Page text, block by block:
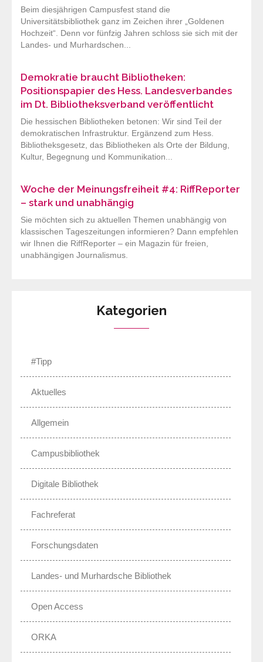
Beim diesjährigen Campusfest stand die
Universitätsbibliothek ganz im Zeichen ihrer „Goldenen
Hochzeit“. Denn vor fünfzig Jahren schloss sie sich mit der
Landes- und Murhardschen...
Demokratie braucht Bibliotheken:
Positionspapier des Hess. Landesverbandes
im Dt. Bibliotheksverband veröffentlicht
Die hessischen Bibliotheken betonen: Wir sind Teil der
demokratischen Infrastruktur. Ergänzend zum Hess.
Bibliotheksgesetz, das Bibliotheken als Orte der Bildung,
Kultur, Begegnung und Kommunikation...
Woche der Meinungsfreiheit #4: RiffReporter
– stark und unabhängig
Sie möchten sich zu aktuellen Themen unabhängig von
klassischen Tageszeitungen informieren? Dann empfehlen
wir Ihnen die RiffReporter – ein Magazin für freien,
unabhängigen Journalismus.
Kategorien
#Tipp
Aktuelles
Allgemein
Campusbibliothek
Digitale Bibliothek
Fachreferat
Forschungsdaten
Landes- und Murhardsche Bibliothek
Open Access
ORKA